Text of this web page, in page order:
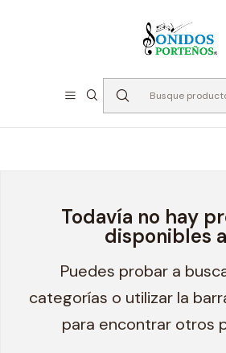
Cañas Cañas
Cañas
Todavía no hay
disponibles
Puedes probar a
categorías o utilizar la
para encontrar otros